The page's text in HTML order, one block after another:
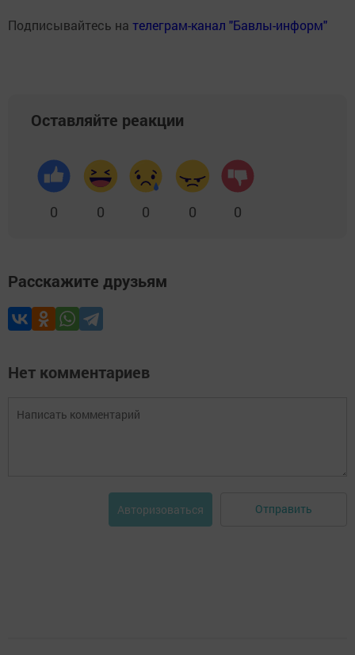
Подписывайтесь на телеграм-канал "Бавлы-информ"
Оставляйте реакции
0 0 0 0 0
Расскажите друзьям
Нет комментариев
Авторизоваться Отправить